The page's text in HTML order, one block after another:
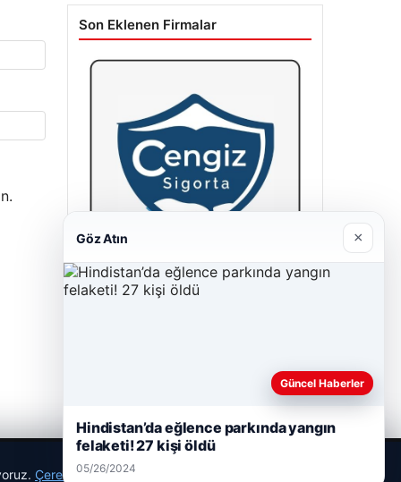
Son Eklenen Firmalar
Cengiz Sigorta
Çerez Politikamız
Göz Atın ×
Güncel Haberler
Hindistan’da eğlence parkında yangın
felaketi! 27 kişi öldü
05/26/2024